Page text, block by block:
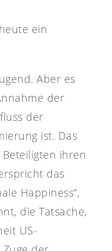
ein
Aber es
der
der
ist. Das
ihren
das
Happiness“,
die Tatsache,
US-